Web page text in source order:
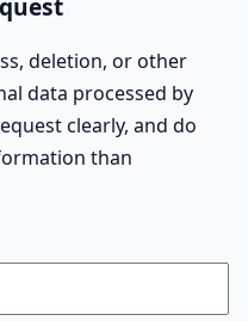
deletion, or other
data processed by
clearly, and do
than